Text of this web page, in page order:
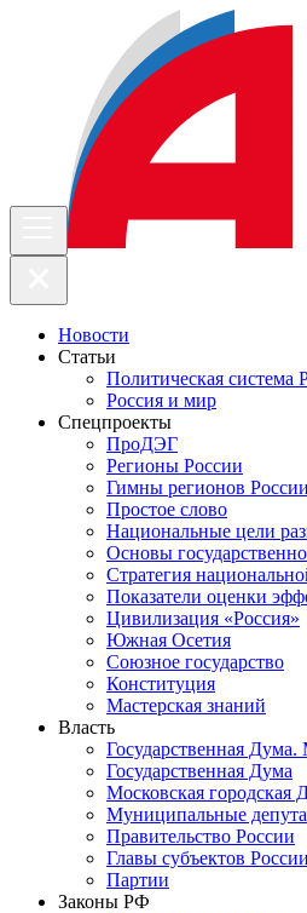
Новости
Статьи
Политическая система
Россия и мир
Спецпроекты
ПроДЭГ
Регионы России
Гимны регионов России
Простое слово
Национальные цели
Основы
Стратегия
Показатели оценки
Цивилизация «Россия»
Южная Осетия
Союзное государство
Конституция
Мастерская знаний
Власть
Государственная Дума.
Государственная Дума
Московская городская
Муниципальные
Правительство России
Главы субъектов России
Партии
Законы РФ